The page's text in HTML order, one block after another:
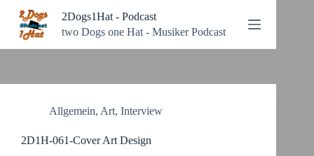
Inhalt
springen
2Dogs1Hat - Podcast
two Dogs one Hat - Musiker Podcast
Allgemein, Art, Interview
2D1H-061-Cover Art Design